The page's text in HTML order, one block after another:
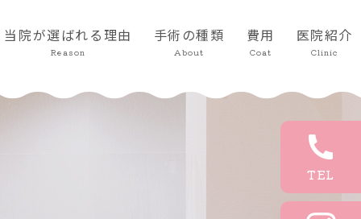
当院が選ばれる理由
Reason
手術の種類
About
費用
Coat
医院紹介
Clinic
TEL